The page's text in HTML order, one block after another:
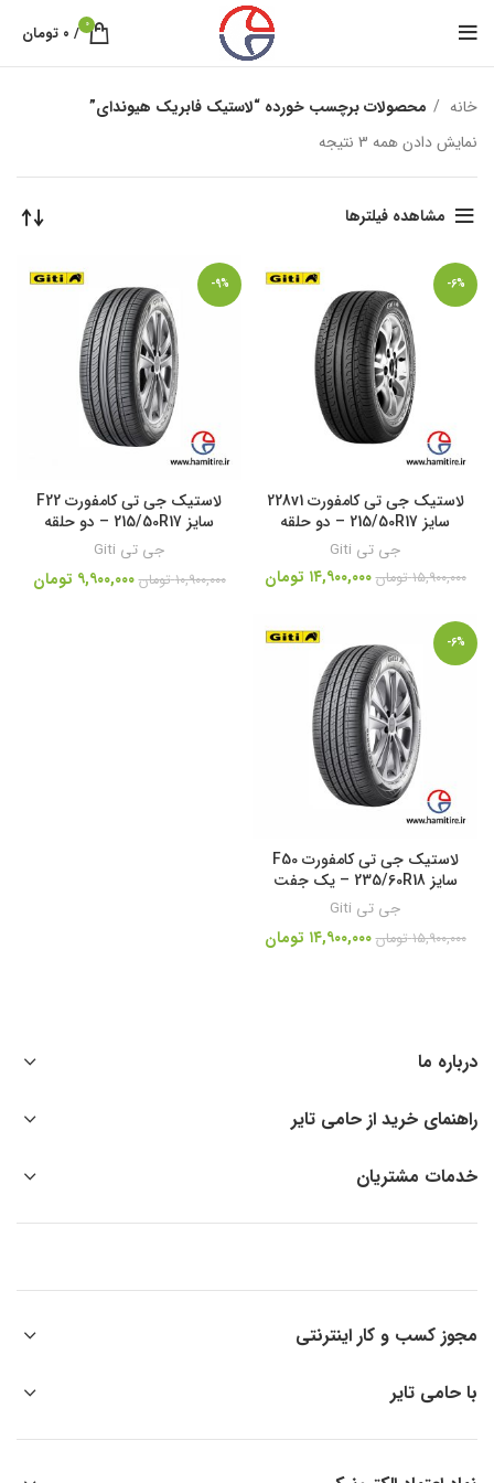
0
/ ۰ تومان
خانه
محصولات برچسب خورده “لاستیک فابریک هیوندای”
نمایش دادن همه 3 نتیجه
مشاهده فیلترها
-6%
لاستیک جی تی کامفورت 228v1
سایز 215/50R17 – دو حلقه
جی تی Giti
۱۵,۹۰۰,۰۰۰ تومان ۱۴,۹۰۰,۰۰۰ تومان
-9%
لاستیک جی تی کامفورت F22
سایز 215/50R17 – دو حلقه
جی تی Giti
۱۰,۹۰۰,۰۰۰ تومان ۹,۹۰۰,۰۰۰ تومان
-6%
لاستیک جی تی کامفورت F50
سایز 235/60R18 – یک جفت
جی تی Giti
۱۵,۹۰۰,۰۰۰ تومان ۱۴,۹۰۰,۰۰۰ تومان
درباره ما
راهنمای خرید از حامی تایر
خدمات مشتریان
مجوز کسب و کار اینترنتی
با حامی تایر